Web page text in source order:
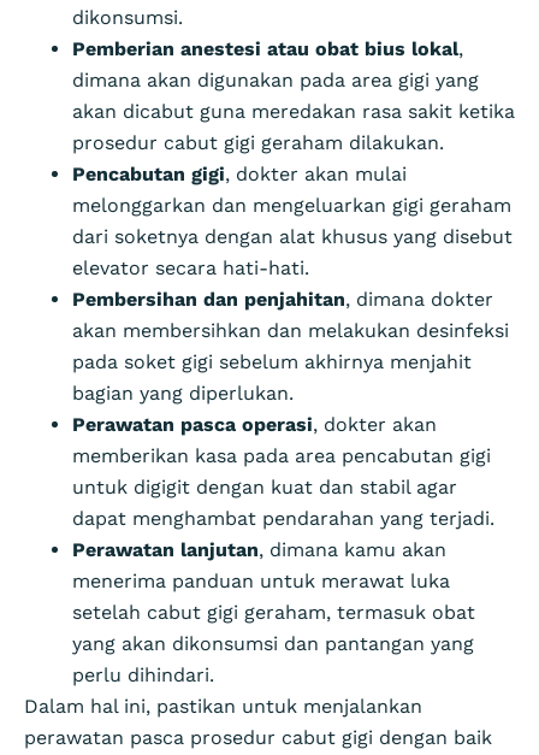
dikonsumsi.
Pemberian anestesi atau obat bius lokal,
dimana akan digunakan pada area gigi yang
akan dicabut guna meredakan rasa sakit ketika
prosedur cabut gigi geraham dilakukan.
Pencabutan gigi, dokter akan mulai
melonggarkan dan mengeluarkan gigi geraham
dari soketnya dengan alat khusus yang disebut
elevator secara hati-hati.
Pembersihan dan penjahitan, dimana dokter
akan membersihkan dan melakukan desinfeksi
pada soket gigi sebelum akhirnya menjahit
bagian yang diperlukan.
Perawatan pasca operasi, dokter akan
memberikan kasa pada area pencabutan gigi
untuk digigit dengan kuat dan stabil agar
dapat menghambat pendarahan yang terjadi.
Perawatan lanjutan, dimana kamu akan
menerima panduan untuk merawat luka
setelah cabut gigi geraham, termasuk obat
yang akan dikonsumsi dan pantangan yang
perlu dihindari.
Dalam hal ini, pastikan untuk menjalankan
perawatan pasca prosedur cabut gigi dengan baik